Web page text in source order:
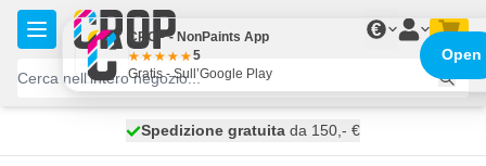
Salta al contenuto
€
spedito oggi
Spedizione gratuita da 150,- €
100 giorni
CROP - NonPaints App
5
Gratis - Sull’Google Play
Open